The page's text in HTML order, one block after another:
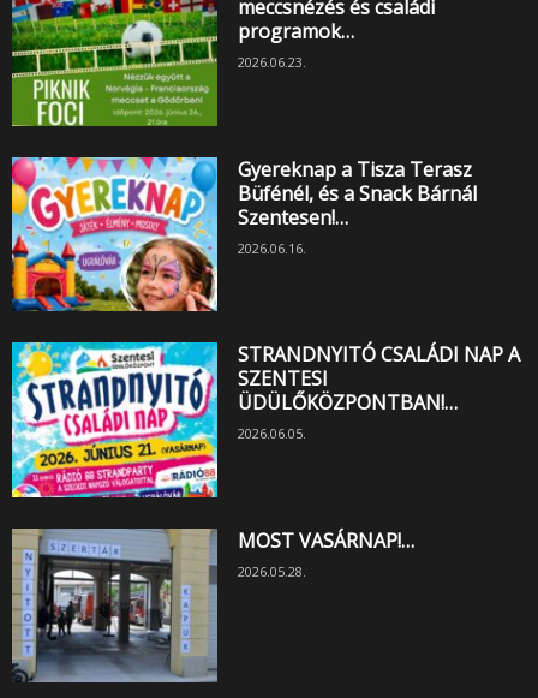
meccsnézés és családi
programok…
2026.06.23.
Gyereknap a Tisza Terasz
Büfénél, és a Snack Bárnál
Szentesen!…
2026.06.16.
STRANDNYITÓ CSALÁDI NAP A
SZENTESI
ÜDÜLŐKÖZPONTBAN!…
2026.06.05.
MOST VASÁRNAP!…
2026.05.28.